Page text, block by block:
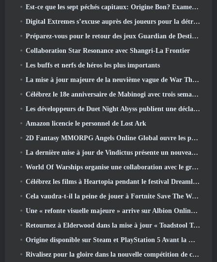
Est-ce que les sept péchés capitaux: Origine Bon? Examen honnête
Digital Extremes s’excuse auprès des joueurs pour la détresse causée par les « invitations néfastes » dans Warframe
Préparez-vous pour le retour des jeux Guardian de Destiny 2
Collaboration Star Resonance avec Shangri-La Frontier
Les buffs et nerfs de héros les plus importants
La mise à jour majeure de la neuvième vague de War Thunder améliore l'apparence des batailles navales avec des visuels aquatiques améliorés
Célébrez le 18e anniversaire de Mabinogi avec trois semaines d'événements et de récompenses
Les développeurs de Duet Night Abyss publient une déclaration officielle concernant un récent incident de logiciel malveillant suite à la mise à jour du jeu
Amazon licencie le personnel de Lost Ark
2D Fantasy MMORPG Angels Online Global ouvre les pré-inscriptions
La dernière mise à jour de Vindictus présente un nouveau raid où les joueurs affronteront le gardien de Caliburn
World Of Warships organise une collaboration avec le groupe de heavy metal suédois Sabaton
Célébrez les films à Heartopia pendant le festival Dreamlight Cinematics
Cela vaudra-t-il la peine de jouer à Fortnite Save The World une fois qu'il sera gratuit?
Une « refonte visuelle majeure » arrive sur Albion Online en avril
Retournez à Elderwood dans la mise à jour « Toadstool Tales » de Palia
Origine disponible sur Steam et PlayStation 5 Avant la marche 23 Lancement
Rivalisez pour la gloire dans la nouvelle compétition de champions d'Eridu's Hollow dans la prochaine mise à jour de Zenless Zone Zero